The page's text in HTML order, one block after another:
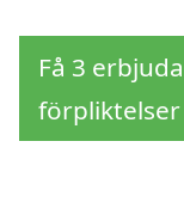
Få 3
förpliktelser